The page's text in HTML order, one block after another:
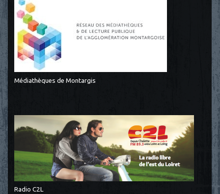
Médiathèques de Montargis
Radio C2L